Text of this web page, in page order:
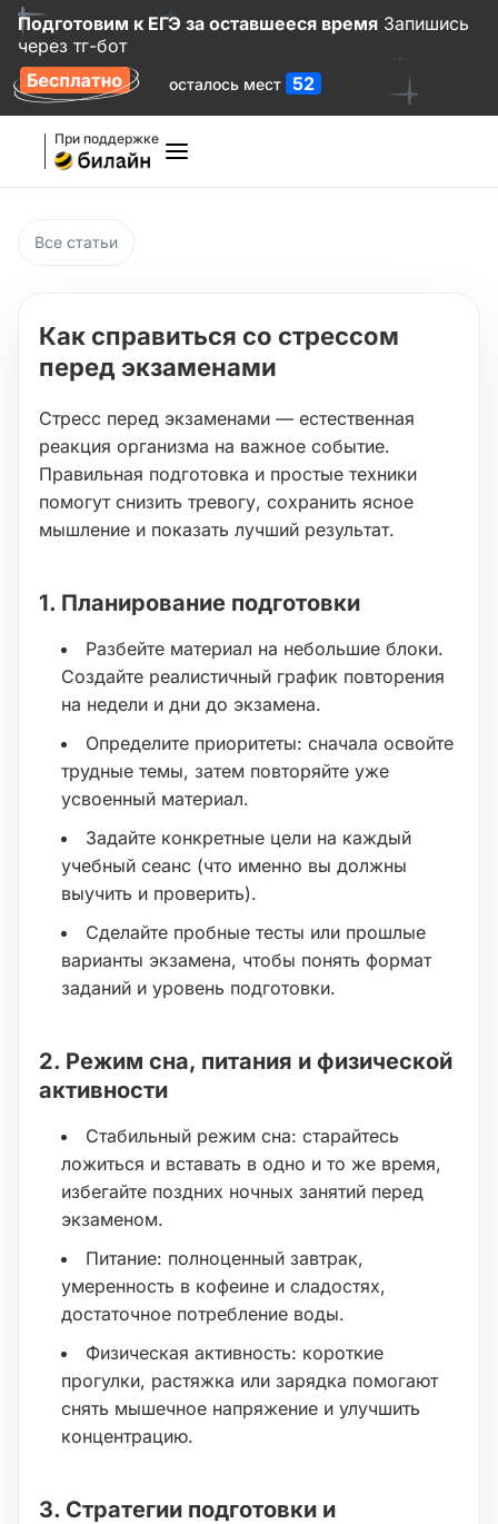
Подготовим к ЕГЭ за оставшееся время Запишись
через тг-бот
осталось мест 52
При поддержке
Все статьи
Как справиться со стрессом
перед экзаменами
Стресс перед экзаменами — естественная
реакция организма на важное событие.
Правильная подготовка и простые техники
помогут снизить тревогу, сохранить ясное
мышление и показать лучший результат.
1. Планирование подготовки
Разбейте материал на небольшие блоки.
Создайте реалистичный график повторения
на недели и дни до экзамена.
Определите приоритеты: сначала освойте
трудные темы, затем повторяйте уже
усвоенный материал.
Задайте конкретные цели на каждый
учебный сеанс (что именно вы должны
выучить и проверить).
Сделайте пробные тесты или прошлые
варианты экзамена, чтобы понять формат
заданий и уровень подготовки.
2. Режим сна, питания и физической
активности
Стабильный режим сна: старайтесь
ложиться и вставать в одно и то же время,
избегайте поздних ночных занятий перед
экзаменом.
Питание: полноценный завтрак,
умеренность в кофеине и сладостях,
достаточное потребление воды.
Физическая активность: короткие
прогулки, растяжка или зарядка помогают
снять мышечное напряжение и улучшить
концентрацию.
3. Стратегии подготовки и